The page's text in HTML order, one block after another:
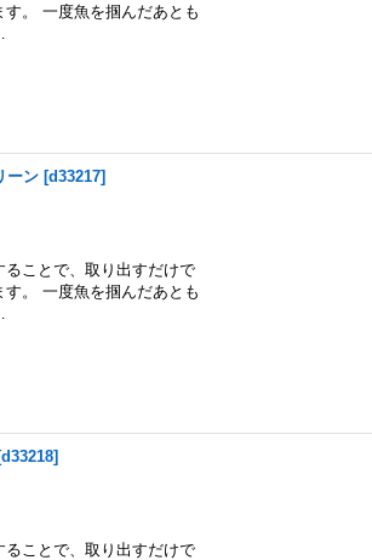
。 一度魚を掴んだあとも
ーン [d33217]
ことで、取り出すだけで
。 一度魚を掴んだあとも
[d33218]
ことで、取り出すだけで